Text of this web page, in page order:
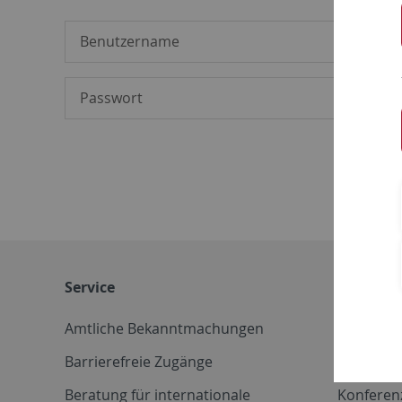
Service
Amtliche Bekanntmachungen
Barrierefreie Zugänge
Beratung für internationale